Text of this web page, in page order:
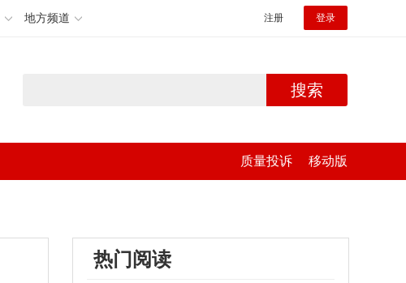
地方频道 注册 登录
搜索
质量投诉 移动版
热门阅读